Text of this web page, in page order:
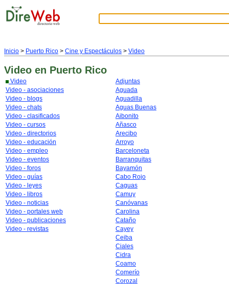
Inicio > Puerto Rico > Cine y Espectáculos > Video
Video en Puerto Rico
Video
Video - asociaciones
Video - blogs
Video - chats
Video - clasificados
Video - cursos
Video - directorios
Video - educación
Video - empleo
Video - eventos
Video - foros
Video - guías
Video - leyes
Video - libros
Video - noticias
Video - portales web
Video - publicaciones
Video - revistas
Adjuntas
Aguada
Aguadilla
Aguas Buenas
Aibonito
Añasco
Arecibo
Arroyo
Barceloneta
Barranquitas
Bayamón
Cabo Rojo
Caguas
Camuy
Canóvanas
Carolina
Cataño
Cayey
Ceiba
Ciales
Cidra
Coamo
Comerío
Corozal